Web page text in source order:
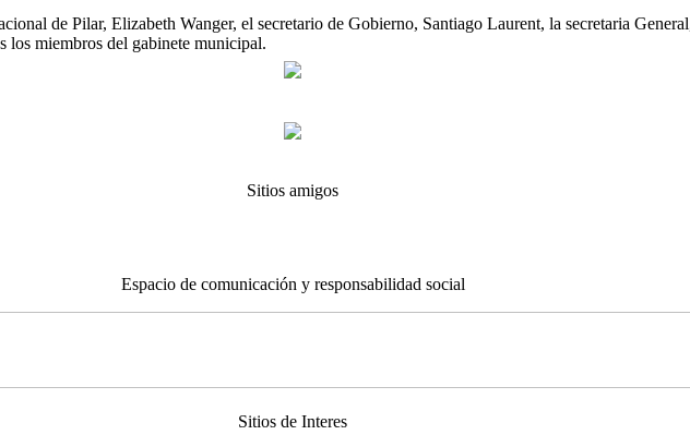
de Pilar, Elizabeth Wanger, el secretario de Gobierno, Santiago Laurent, la secretaria
miembros del gabinete municipal.
Sitios amigos
Espacio de comunicación y responsabilidad social
Sitios de Interes